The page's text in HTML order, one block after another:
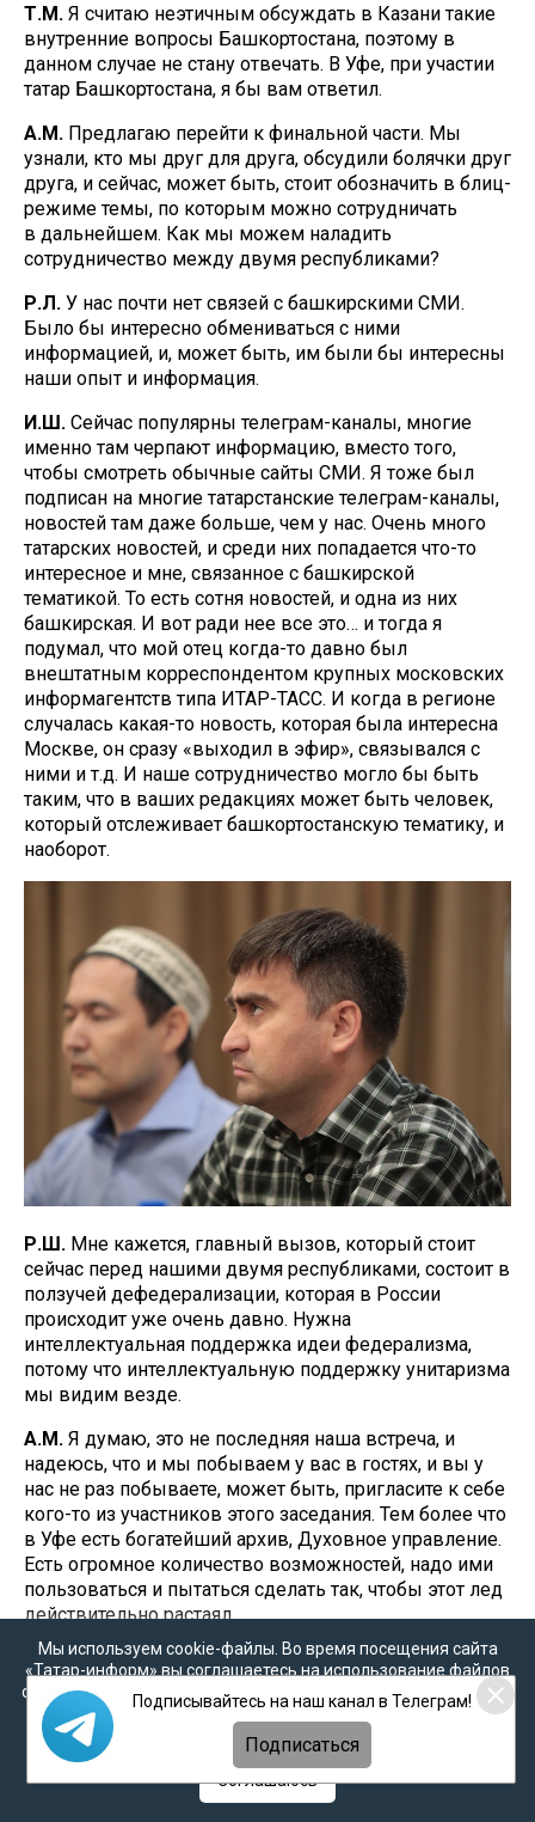
Т.М. Я считаю неэтичным обсуждать в Казани такие
внутренние вопросы Башкортостана, поэтому в
данном случае не стану отвечать. В Уфе, при участии
татар Башкортостана, я бы вам ответил.
А.М. Предлагаю перейти к финальной части. Мы
узнали, кто мы друг для друга, обсудили болячки друг
друга, и сейчас, может быть, стоит обозначить в блиц-
режиме темы, по которым можно сотрудничать
в дальнейшем. Как мы можем наладить
сотрудничество между двумя республиками?
Р.Л. У нас почти нет связей с башкирскими СМИ.
Было бы интересно обмениваться с ними
информацией, и, может быть, им были бы интересны
наши опыт и информация.
И.Ш. Сейчас популярны телеграм-каналы, многие
именно там черпают информацию, вместо того,
чтобы смотреть обычные сайты СМИ. Я тоже был
подписан на многие татарстанские телеграм-каналы,
новостей там даже больше, чем у нас. Очень много
татарских новостей, и среди них попадается что-то
интересное и мне, связанное с башкирской
тематикой. То есть сотня новостей, и одна из них
башкирская. И вот ради нее все это… и тогда я
подумал, что мой отец когда-то давно был
внештатным корреспондентом крупных московских
информагентств типа ИТАР-ТАСС. И когда в регионе
случалась какая-то новость, которая была интересна
Москве, он сразу «выходил в эфир», связывался с
ними и т.д. И наше сотрудничество могло бы быть
таким, что в ваших редакциях может быть человек,
который отслеживает башкортостанскую тематику, и
наоборот.
Р.Ш. Мне кажется, главный вызов, который стоит
сейчас перед нашими двумя республиками, состоит в
ползучей дефедерализации, которая в России
происходит уже очень давно. Нужна
интеллектуальная поддержка идеи федерализма,
потому что интеллектуальную поддержку унитаризма
мы видим везде.
А.М. Я думаю, это не последняя наша встреча, и
надеюсь, что и мы побываем у вас в гостях, и вы у
нас не раз побываете, может быть, пригласите к себе
кого-то из участников этого заседания. Тем более что
в Уфе есть богатейший архив, Духовное управление.
Есть огромное количество возможностей, надо ими
пользоваться и пытаться сделать так, чтобы этот лед
действительно растаял.
Мы используем cookie-файлы. Во время посещения сайта
«Татар-информ» вы соглашаетесь на использование файлов
cookie в соответствии с настоящим уведомлением, согласием
наобработку персональных данных,Политикой о
персональных данных
Политикой конфиденциальности
Соглашаюсь
Подписывайтесь на наш канал в Телеграм!
Подписаться